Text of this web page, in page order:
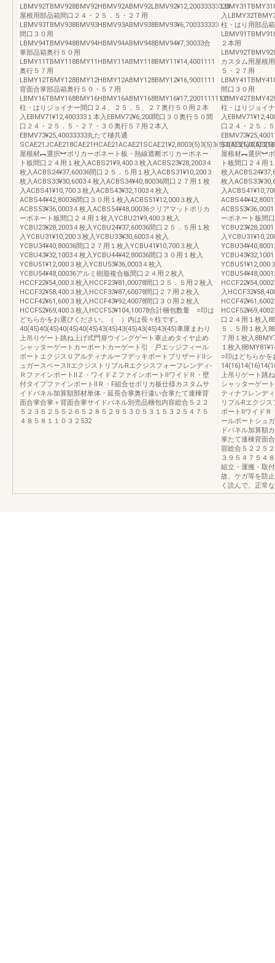
LBMV92TBMV928BMV92HBMV92ABMV92LBMV92¥12,20033333333
屋根用部品箱間口２４・２５．５・２７用
LBMV93TBMV938BMV93HBMV93ABMV938BMV93¥6,700333333
間口３０用
LBMV94TBMV948BMV94HBMV94ABMV948BMV94¥7,30033合
掌部品箱奥行５０用
LBMY11TBMY118BMY11HBMY11ABMY118BMY11¥14,4001111
奥行５７用
LBMY12TBMY128BMY12HBMY12ABMY128BMY12¥16,9001111
背面合掌部品箱奥行５０・５７用
LBMY16TBMY168BMY16HBMY16ABMY168BMY16¥17,20011111111
柱・はりジョイナー間口２４、２５．５、２７奥行５０用２本
入EBMV71¥12,400333１本入EBMV72¥6,200間口３０奥行５０間
口２４・２５．５・２７・３０奥行５７用２本入
EBMV73¥25,40033333丸たて樋共通
屋根材︻選択︼ポリカーボネート板・熱線遮断ポリカーボネー
ト板間口２４用１枚入ACBS21¥9,400３枚入ACBS23¥28,2003４
枚入ACBS24¥37,60036間口２５．５用１枚入ACBS31¥10,200３
枚入ACBS33¥30,6003４枚入ACBS34¥40,80036間口２７用１枚
入ACBS41¥10,700３枚入ACBS43¥32,1003４枚入
ACBS44¥42,80036間口３０用１枚入ACBS51¥12,000３枚入
ACBS53¥36,0003４枚入ACBS54¥48,00036クリアマットポリカ
ーボネート板間口２４用１枚入YCBU21¥9,400３枚入
YCBU23¥28,2003４枚入YCBU24¥37,60036間口２５．５用１枚
入YCBU31¥10,200３枚入YCBU33¥30,6003４枚入
YCBU34¥40,80036間口２７用１枚入YCBU41¥10,700３枚入
YCBU43¥32,1003４枚入YCBU44¥42,80036間口３０用１枚入
YCBU51¥12,000３枚入YCBU53¥36,0003４枚入
YCBU54¥48,00036アルミ樹脂複合板間口２４用２枚入
HCCF22¥54,000３枚入HCCF23¥81,00078間口２５．５用２枚入
HCCF32¥58,400３枚入HCCF33¥87,60078間口２７用２枚入
HCCF42¥61,600３枚入HCCF43¥92,40078間口３０用２枚入
HCCF52¥69,400３枚入HCCF53¥104,10078合計梱包数量 ○印は
どちらかをお選びください。（ ）内は長々柱です。
40(45)40(45)40(45)40(45)43(45)43(45)43(45)43(45)車庫まわり
上吊りゲート跳ね上げ式門扉ウイングゲート車止めタイヤ止め
シャッターゲートカーポートカーゲート引 戸エッジフィール
ポートエクジスＵアルティナルーフデッキポートブリザードⅡシ
ュガースペースⅡエクジストリプルRエクジスフォーフレンディ-
ＲファインポートⅡＺ・ワイドＺファインポートⅡワイドＲ・壁
付タイプファインポートⅡＲ・F組合せポリカ板仕様カスタムサ
イドパネル加算額部材単体・延長合掌奥行違い合掌たて連棟背
面合掌合掌＋背面合掌サイドパネル別売品梱包内容総合５２２
５２３５２５５２６５２８５２９５３０５３１５３２５４７５
４８５８１１０３２532
入
柱・はり用部品
２本用
カスタム用屋根
５・２７用
間口３０用
柱・はりジョイ
入
口２４・２５．
屋根材︻選択︼
ト板間口２４用
枚入
枚入
入
ーボネート板間
入
YCBU51¥12,000
入
口２４用１枚入
５．５用１枚入
７用１枚入
１枚入
○印はどちらか
上吊りゲート跳
シャッターゲー
ティナフレンデ
リプルRエクジ
ポートⅡワイドＲ
ールポートシュ
ドパネル加算額
掌たて連棟背面
容総合５２２５
３９５４７５４
組立・運搬・取
故、ケガ等を防
く読んで、正常